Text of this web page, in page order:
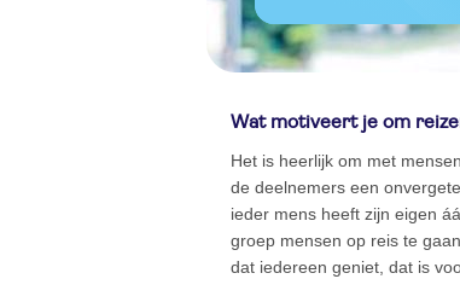
Wat motiveert je om
Het is heerlijk om met
de deelnemers een
ieder mens heeft zijn eigen
groep mensen op reis te
dat iedereen geniet, dat is